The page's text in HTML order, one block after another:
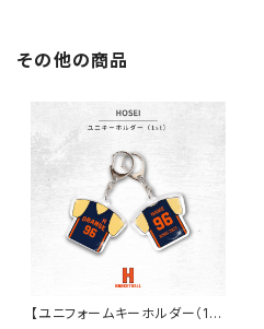
その他の商品
【ユニフォームキーホルダー（1s